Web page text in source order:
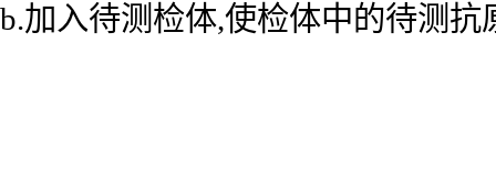
b.加入待测检体,使检体中的待测